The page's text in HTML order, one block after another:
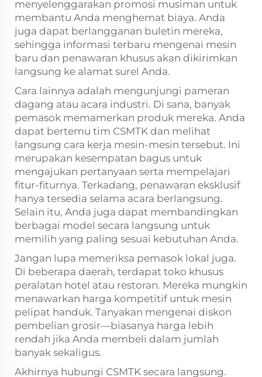
menyelenggarakan promosi musiman untuk
membantu Anda menghemat biaya. Anda
juga dapat berlangganan buletin mereka,
sehingga informasi terbaru mengenai mesin
baru dan penawaran khusus akan dikirimkan
langsung ke alamat surel Anda.
Cara lainnya adalah mengunjungi pameran
dagang atau acara industri. Di sana, banyak
pemasok memamerkan produk mereka. Anda
dapat bertemu tim CSMTK dan melihat
langsung cara kerja mesin-mesin tersebut. Ini
merupakan kesempatan bagus untuk
mengajukan pertanyaan serta mempelajari
fitur-fiturnya. Terkadang, penawaran eksklusif
hanya tersedia selama acara berlangsung.
Selain itu, Anda juga dapat membandingkan
berbagai model secara langsung untuk
memilih yang paling sesuai kebutuhan Anda.
Jangan lupa memeriksa pemasok lokal juga.
Di beberapa daerah, terdapat toko khusus
peralatan hotel atau restoran. Mereka mungkin
menawarkan harga kompetitif untuk mesin
pelipat handuk. Tanyakan mengenai diskon
pembelian grosir—biasanya harga lebih
rendah jika Anda membeli dalam jumlah
banyak sekaligus.
Akhirnya hubungi CSMTK secara langsung.